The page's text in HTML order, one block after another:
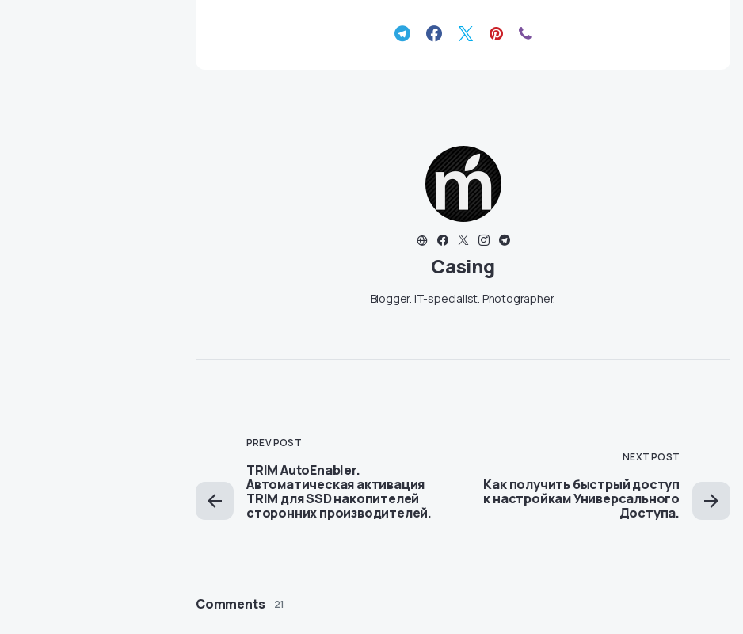
Casing
Blogger. IT-specialist. Photographer.
PREV POST
TRIM AutoEnabler.
Автоматическая активация
TRIM для SSD накопителей
сторонних производителей.
NEXT POST
Как получить быстрый доступ
к настройкам Универсального
Доступа.
Comments 21